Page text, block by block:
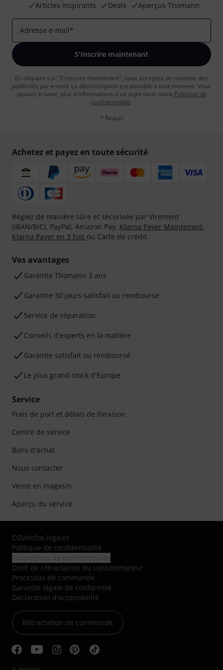
Articles inspirants
Deals Aperçus Thomann
Adresse e-mail*
S'inscrire maintenant
En cliquant sur "S'inscrire maintenant", vous acceptez de recevoir des
publicités par e-mail. La désinscription est possible à tout moment. Vous
pouvez trouver plus d'informations à ce sujet dans notre Politique de
confidentialité.
* Requis
Achetez et payez en toute sécurité
Réglez de manière sûre et sécurisée par Virement
(IBAN/BIC), PayPal, Amazon Pay, Klarna Payer Maintenant,
Klarna Payer en 3 fois ou Carte de crédit.
Vos avantages
Ga­ran­tie Thomann 3 ans
Garantie 30 jours satisfait ou remboursé
Service de réparation
Conseils d'experts en la matière
Garantie satisfait ou remboursé
Le plus grand stock d'Europe
Service
Frais de port et délais de livraison
Centre de service
Bons d'achat
Nous contacter
Vente en magasin
Aperçu du service
CGV/Infos légales
Politique de confidentialité
Droit de rétractation du consommateur
Processus de commande
Garantie légale de conformité
Déclaration d'accessibilité
Rétractation de commande